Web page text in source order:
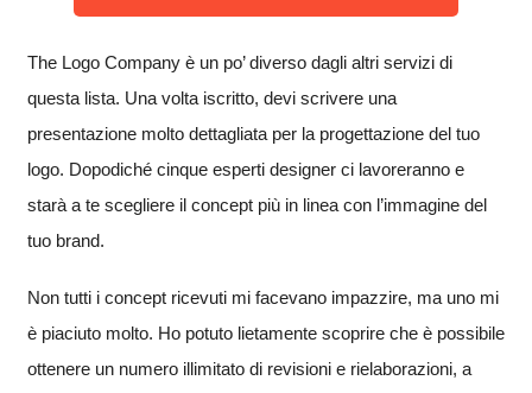
The Logo Company è un po’ diverso dagli altri servizi di
questa lista. Una volta iscritto, devi scrivere una
presentazione molto dettagliata per la progettazione del tuo
logo. Dopodiché cinque esperti designer ci lavoreranno e
starà a te scegliere il concept più in linea con l’immagine del
tuo brand.
Non tutti i concept ricevuti mi facevano impazzire, ma uno mi
è piaciuto molto. Ho potuto lietamente scoprire che è possibile
ottenere un numero illimitato di revisioni e rielaborazioni, a